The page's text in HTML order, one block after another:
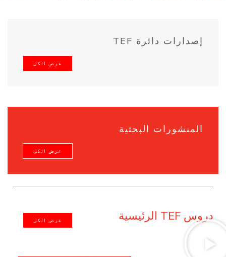
إصدارات دائرة TEF
عرض الكل
المنشورات البحثية
عرض الكل
دروس TEF الرئيسية عرض الكل